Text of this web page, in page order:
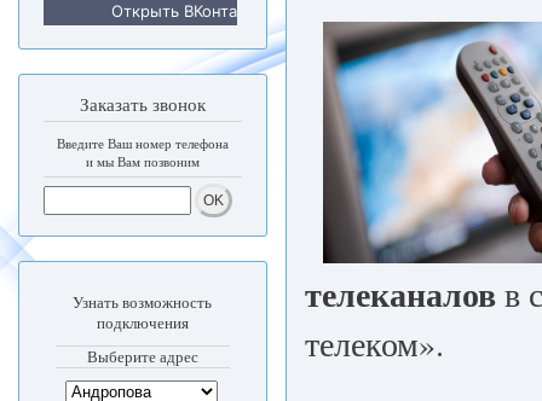
Заказать звонок
Введите Ваш номер телефона
и мы Вам позвоним
Узнать возможность
подключения
Выберите адрес
телеканаловв
телеком».